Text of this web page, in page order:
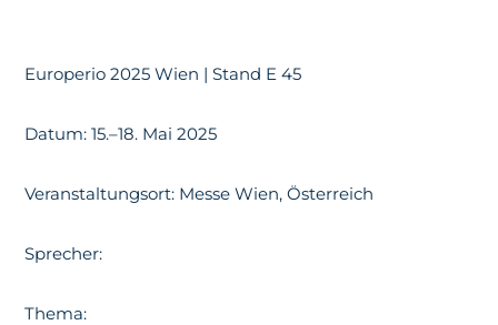
Europerio 2025 Wien | Stand E 45
Datum: 15.–18. Mai 2025
Veranstaltungsort: Messe Wien, Österreich
Sprecher:
Thema: